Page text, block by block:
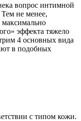
вопрос интимной
не менее,
максимально
эффекта тяжело
4 основных вида
в подобных
с типом кожи.